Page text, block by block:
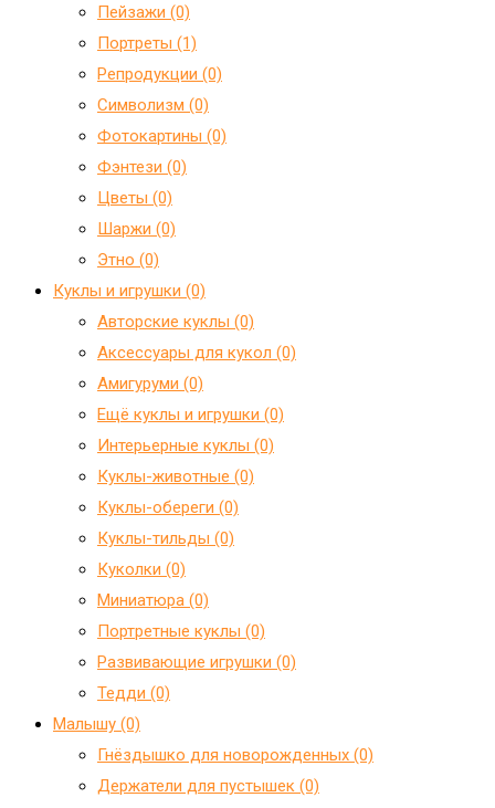
Пейзажи (0)
Портреты (1)
Репродукции (0)
Символизм (0)
Фотокартины (0)
Фэнтези (0)
Цветы (0)
Шаржи (0)
Этно (0)
Куклы и игрушки (0)
Авторские куклы (0)
Аксессуары для кукол (0)
Амигуруми (0)
Ещё куклы и игрушки (0)
Интерьерные куклы (0)
Куклы-животные (0)
Куклы-обереги (0)
Куклы-тильды (0)
Куколки (0)
Миниатюра (0)
Портретные куклы (0)
Развивающие игрушки (0)
Тедди (0)
Малышу (0)
Гнёздышко для новорожденных (0)
Держатели для пустышек (0)